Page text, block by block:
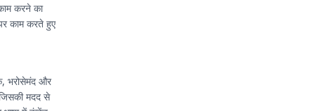
करने का
काम करते हुए
भरोसेमंद और
मदद से